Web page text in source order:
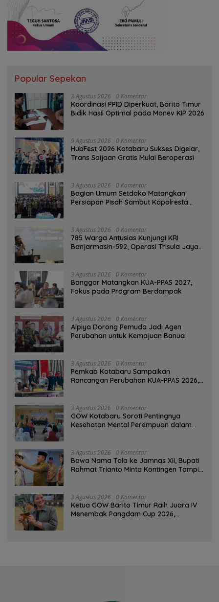
Popular Sepekan
3 Agustus 2026 0 Komentar
Koordinasi PPID Diperkuat, Barito Timur
Bidik Hasil Optimal pada Monev KIP 2026
9 Agustus 2026 0 Komentar
HubFest 2026 Kotabaru Sukses Digelar,
Trans Saijaan Gratis Mulai Beroperasi
3 Agustus 2026 0 Komentar
Bagian Umum Setdako Matangkan
Persiapan Pisah Sambut Kapolresta
3 Agustus 2026 0 Komentar
785 Warga Antusias Kunjungi KRI
Banjarmasin-592, Operasi Trisula Jaya
3 Agustus 2026 0 Komentar
‎Banggar Matangkan KUA-PPAS 2027,
Fokus pada Program Berdampak
3 Agustus 2026 0 Komentar
‎Alpiya Dorong Pemuda Jadi Agen
Perubahan untuk Kemajuan Banua ‎
3 Agustus 2026 0 Komentar
Pemkab Kotabaru Sampaikan
Rancangan Perubahan KUA-PPAS 2026,
3 Agustus 2026 0 Komentar
GOW Kotabaru Soroti Pentingnya
Kesehatan Mental Perempuan dalam
3 Agustus 2026 0 Komentar
Bawa Nama Tala ke Jamnas XII, Bupati
Rahmat Trianto Minta Kontingen Tampil
3 Agustus 2026 0 Komentar
Ketua GOW Barito Timur Raih Juara IV
Menembak Pangdam Cup 2026,